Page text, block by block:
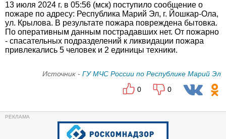
13 июля 2024 г. в 05:56 (мск) поступило сообщение о
пожаре по адресу: Республика Марий Эл, г. Йошкар-Ола,
ул. Крылова. В результате пожара повреждена бытовка.
По оперативным данным пострадавших нет. От пожарно
- спасательных подразделений к ликвидации пожара
привлекались 5 человек и 2 единицы техники.
Источник - ГУ МЧС России по Республике Марий Эл
0
0